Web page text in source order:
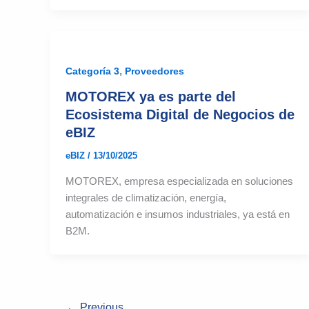
Categoría 3, Proveedores
MOTOREX ya es parte del
Ecosistema Digital de Negocios de
eBIZ
eBIZ / 13/10/2025
MOTOREX, empresa especializada en soluciones
integrales de climatización, energía,
automatización e insumos industriales, ya está en
B2M.